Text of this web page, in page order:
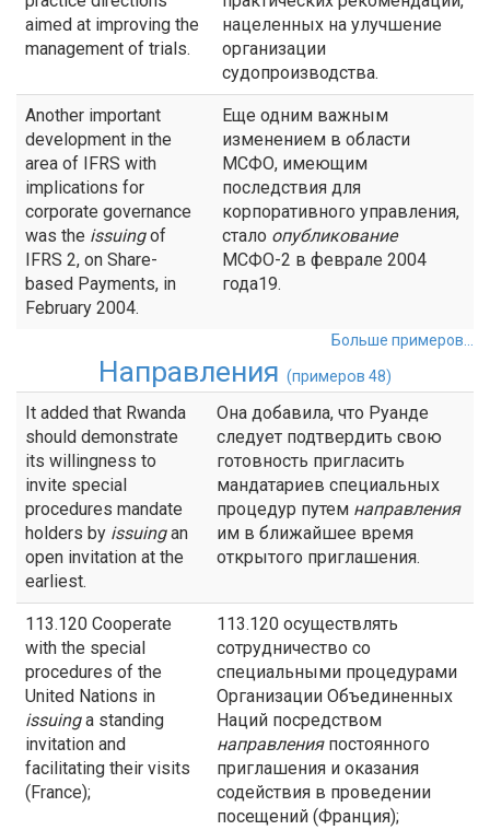
aimed at improving the
management of trials.
нацеленных на улучшение
организации
судопроизводства.
Another important
development in the
area of IFRS with
implications for
corporate governance
was the issuingof
IFRS 2, on Share-
based Payments, in
February 2004.
Еще одним важным
изменением в области
МСФО, имеющим
последствия для
корпоративного управления,
стало опубликование
МСФО-2 в феврале 2004
года19.
Больше примеров...
Направления (примеров 48)
It added that Rwanda
should demonstrate
its willingness to
invite special
procedures mandate
holders by issuingan
open invitation at the
earliest.
Она добавила, что Руанде
следует подтвердить свою
готовность пригласить
мандатариев специальных
процедур путем направления
им в ближайшее время
открытого приглашения.
113.120 Cooperate
with the special
procedures of the
United Nations in
issuinga standing
invitation and
facilitating their visits
(France);
113.120 осуществлять
сотрудничество со
специальными процедурами
Организации Объединенных
Наций посредством
направленияпостоянного
приглашения и оказания
содействия в проведении
посещений (Франция);